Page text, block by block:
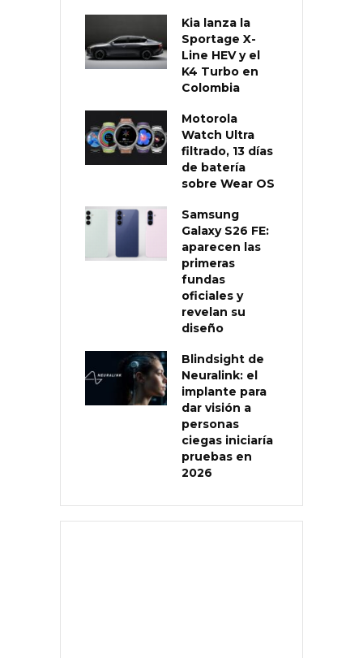
Kia lanza la
Sportage X-
Line HEV y el
K4 Turbo en
Colombia
Motorola
Watch Ultra
filtrado, 13 días
de batería
sobre Wear OS
Samsung
Galaxy S26 FE:
aparecen las
primeras
fundas
oficiales y
revelan su
diseño
Blindsight de
Neuralink: el
implante para
dar visión a
personas
ciegas iniciaría
pruebas en
2026